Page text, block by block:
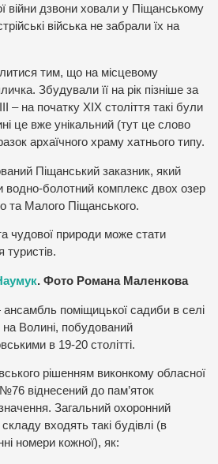
війни дзвони ховали у Піщанському
війська не забрали їх на
тим, що на місцевому
Збудували її на рік пізніше за
– на початку ХІХ століття такі були
це вже унікальний (тут це слово
архаїчного храму хатнього типу.
Піщанський заказник, який
водно-болотний комплекс двох озер
та Малого Піщанського.
чудової природи може стати
. Фото Романа Маленкова
поміщицької садиби в селі
Волині, побудований
в 19-20 столітті.
рішенням виконкому обласної
віднесений до пам’яток
Загальний охоронний
входять такі будівлі (в
номери кожної), як: